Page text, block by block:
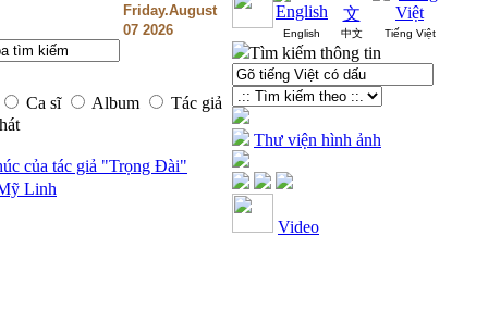
Friday.August
07 2026
Ca sĩ Album
Tác giả
của tác giả "Trọng Đài"
Linh
English 中文 Tiếng Việt
Tìm kiếm thông tin
Thư viện hình ảnh
Video